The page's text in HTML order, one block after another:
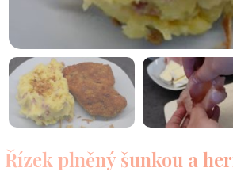
Řízek plněný šunkou a